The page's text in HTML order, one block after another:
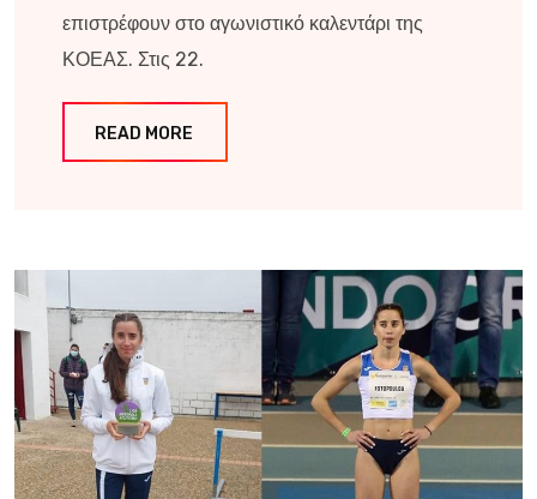
επιστρέφουν στο αγωνιστικό καλεντάρι της
ΚΟΕΑΣ. Στις 22.
READ MORE